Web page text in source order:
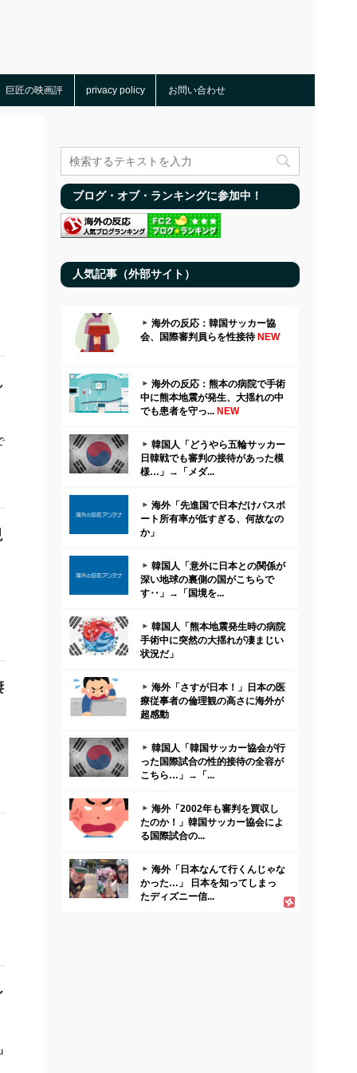
巨匠の映画評 privacy policy お問い合わせ
ブログ・オブ・ランキングに参加中！
人気記事（外部サイト）
海外の反応：韓国サッカー協
会、国際審判員らを性接待 NEW
海外の反応：熊本の病院で手術
中に熊本地震が発生、大揺れの中
でも患者を守っ... NEW
韓国人「どうやら五輪サッカー
日韓戦でも審判の接待があった模
様…」→「メダ...
海外「先進国で日本だけパスポ
ート所有率が低すぎる、何故なの
か」
韓国人「意外に日本との関係が
深い地球の裏側の国がこちらで
す‥」→「国境を...
韓国人「熊本地震発生時の病院
手術中に突然の大揺れが凄まじい
状況だ」
海外「さすが日本！」日本の医
療従事者の倫理観の高さに海外が
超感動
韓国人「韓国サッカー協会が行
った国際試合の性的接待の全容が
こちら…」→「...
海外「2002年も審判を買収し
たのか！」韓国サッカー協会によ
る国際試合の...
海外「日本なんて行くんじゃな
かった…」 日本を知ってしまっ
たディズニー信...